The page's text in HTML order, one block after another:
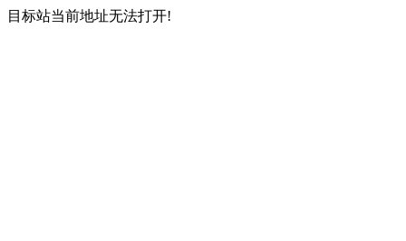
目标站当前地址无法打开!